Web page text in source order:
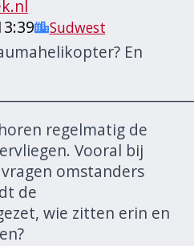
Sudwest
En
regelmatig de
Vooral bij
omstanders
de
wie zitten erin en